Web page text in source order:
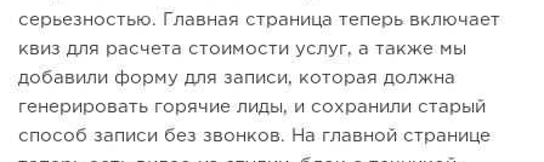
серьезностью. Главная страница теперь включает
квиз для расчета стоимости услуг, а также мы
добавили форму для записи, которая должна
генерировать горячие лиды, и сохранили старый
способ записи без звонков. На главной странице